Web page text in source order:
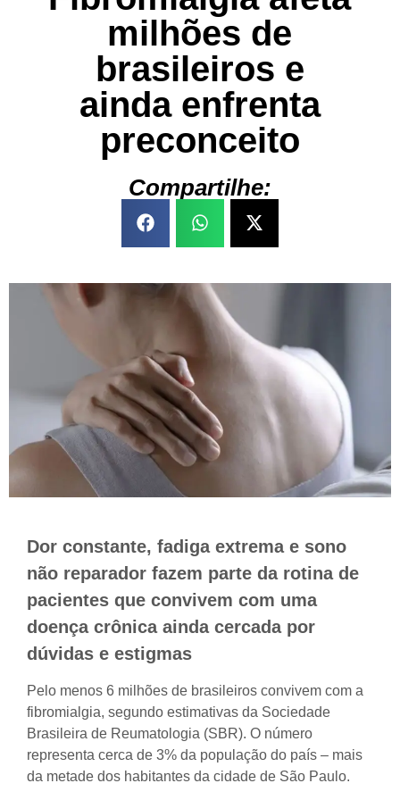
milhões de
brasileiros e
ainda enfrenta
preconceito
Compartilhe:
Dor constante, fadiga extrema e sono
não reparador fazem parte da rotina de
pacientes que convivem com uma
doença crônica ainda cercada por
dúvidas e estigmas
Pelo menos 6 milhões de brasileiros convivem com a
fibromialgia, segundo estimativas da Sociedade
Brasileira de Reumatologia (SBR). O número
representa cerca de 3% da população do país – mais
da metade dos habitantes da cidade de São Paulo.